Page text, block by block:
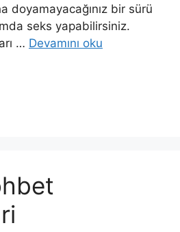
doyamayacağınız bir sürü
seks yapabilirsiniz.
… Devamını oku